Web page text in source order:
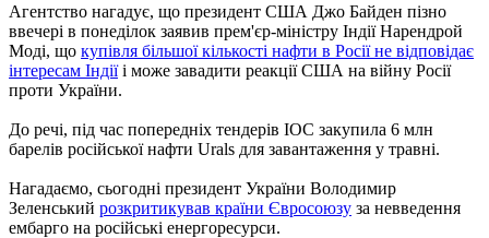
Агентство нагадує, що президент США Джо Байден пізно
ввечері в понеділок заявив прем'єр-міністру Індії Нарендрой
Моді, що купівля більшої кількості нафти в Росії не відповідає
інтересам Індіїі може завадити реакції США на війну Росії
проти України.
До речі, під час попередніх тендерів IOC закупила 6 млн
барелів російської нафти Urals для завантаження у травні.
Нагадаємо, сьогодні президент України Володимир
Зеленський розкритикував країни Євросоюзу за невведення
ембарго на російські енергоресурси.